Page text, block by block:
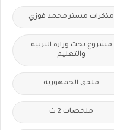
مذكرات مستر محمد فوزي
مشروع بحث وزارة التربية
والتعليم
ملحق الجمهورية
ملخصات 2 ث